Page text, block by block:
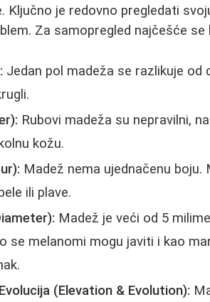
Ključno je redovno pregledati
Za samopregled najčešće
Jedan pol madeža se razlikuje od
Rubovi madeža su nepravilni,
kožu.
Madež nema ujednačenu
ili plave.
Madež je veći od 5
se melanomi mogu javiti i kao
(Elevation & Evolution):